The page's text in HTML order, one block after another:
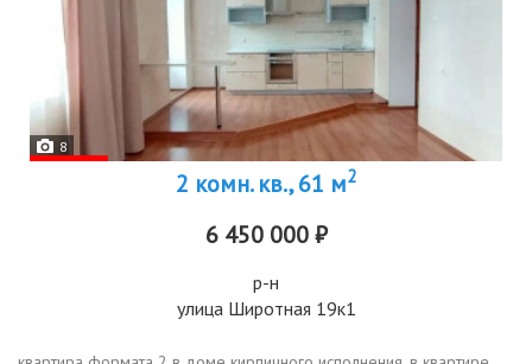
8
2 комн. кв., 61 м2
6 450 000 ₽
р-н
улица Широтная 19к1